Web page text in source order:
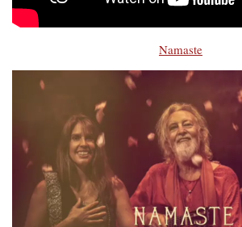
Namaste